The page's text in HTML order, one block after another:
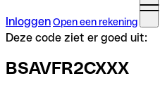
InloggenOpen een rekening
Deze code ziet er goed uit:
BSAVFR2CXXX